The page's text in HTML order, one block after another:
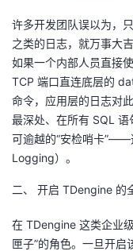
客
论
坛
的
圈
子
我
的
直
播
我
的
活
动
我
的
关
注
我
的
开
我
的
我
许多开发团队误以为，
之类的日志，就万事大
如果一个内部人员直接
TCP 端口直连底层的
命令，应用层的日志对
最深处、在所有 SQL
可逾越的“安检哨卡
Logging）。
二、 开启 TDengine 的
在 TDengine 这类企业
匣子”的角色。一旦开